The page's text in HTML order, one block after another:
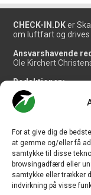
For at give dig de
at gemme og/eller få
samtykke til disse
browsingadfærd eller
samtykke eller trækker
indvirkning på visse
CHECK-IN.DK er
om luftfart og
Ansvarshavende
Ole Kirchert
Redaktionen:
Christian Granhøj
Henrik Baumgarten
Danny Longhi
Salg og
Vi tager ansvar for